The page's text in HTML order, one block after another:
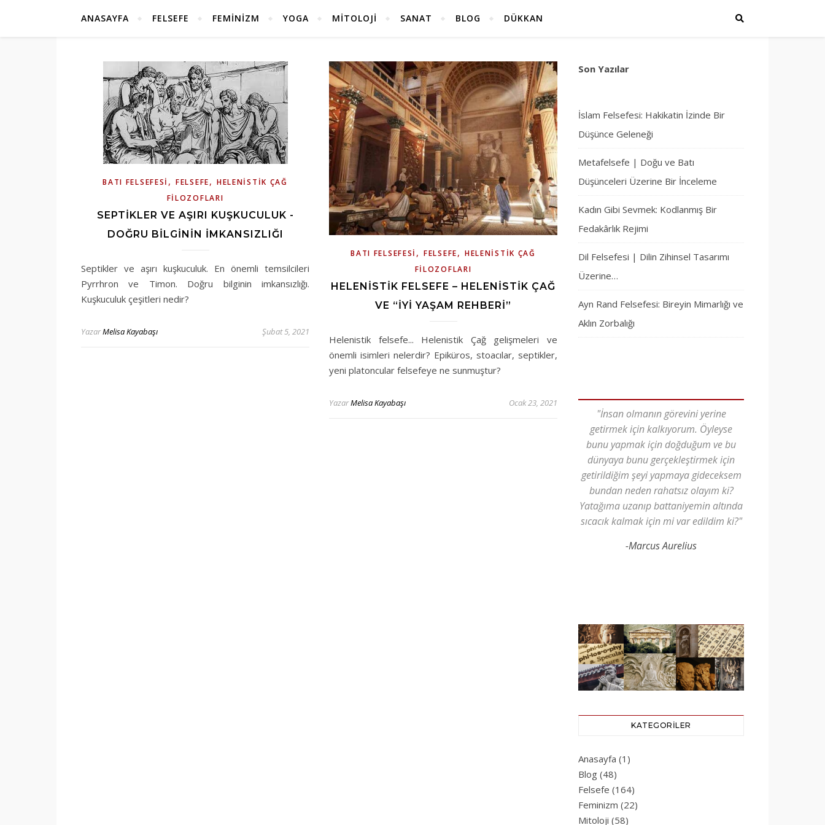
ANASAYFA FELSEFE FEMINIZM YOGA MITOLOJI SANAT BLOG DÜKKAN
BATI FELSEFESI ,FELSEFE, HELENISTIK ÇAĞ
FILOZOFLARI
SEPTIKLER VE AŞIRI KUŞKUCULUK -
DOĞRU BILGININ İMKANSIZLIĞI
Septikler ve aşırı kuşkuculuk. En önemli temsilcileri
Pyrrhron ve Timon. Doğru bilginin imkansızlığı.
Kuşkuculuk çeşitleri nedir?
YazarMelisa Kayabaşı Şubat 5, 2021
BATI FELSEFESI ,FELSEFE, HELENISTIK ÇAĞ
FILOZOFLARI
HELENISTIK FELSEFE – HELENISTIK ÇAĞ
VE “İYI YAŞAM REHBERI”
Helenistik felsefe... Helenistik Çağ gelişmeleri ve
önemli isimleri nelerdir? Epiküros, stoacılar, septikler,
yeni platoncular felsefeye ne sunmuştur?
YazarMelisa Kayabaşı Ocak 23, 2021
Son Yazılar
İslam Felsefesi: Hakikatin İzinde Bir
Düşünce Geleneği
Metafelsefe | Doğu ve Batı
Düşünceleri Üzerine Bir İnceleme
Kadın Gibi Sevmek: Kodlanmış Bir
Fedakârlık Rejimi
Dil Felsefesi | Dilin Zihinsel Tasarımı
Üzerine…
Ayn Rand Felsefesi: Bireyin Mimarlığı ve
Aklın Zorbalığı
"İnsan olmanın görevini yerine
getirmek için kalkıyorum. Öyleyse
bunu yapmak için doğduğum ve bu
dünyaya bunu gerçekleştirmek için
getirildiğim şeyi yapmaya gideceksem
bundan neden rahatsız olayım ki?
Yatağıma uzanıp battaniyemin altında
sıcacık kalmak için mi var edildim ki?"
-Marcus Aurelius
KATEGORILER
Anasayfa (1)
Blog (48)
Felsefe (164)
Feminizm (22)
Mitoloji (58)